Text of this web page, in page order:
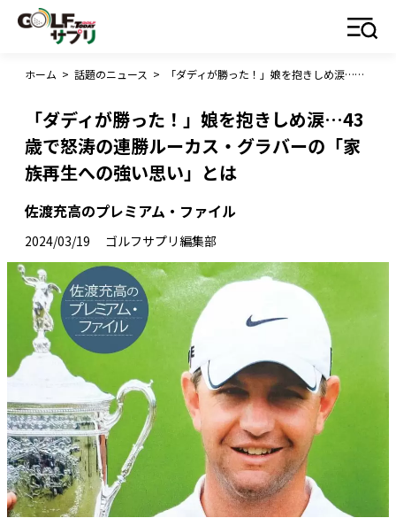
ホーム > 話題のニュース > 「ダディが勝った！」娘を抱きしめ涙…43歳で怒涛の連勝ルーカス・グラバーの「家族再生への強い思い」とは
「ダディが勝った！」娘を抱きしめ涙…43
歳で怒涛の連勝ルーカス・グラバーの「家
族再生への強い思い」とは
佐渡充高のプレミアム・ファイル
2024/03/19 ゴルフサプリ編集部